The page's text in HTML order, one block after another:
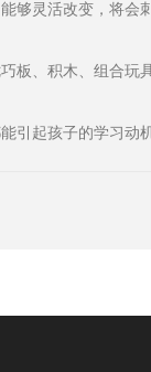
能够灵活改变，将会
、积木、组合玩
引起孩子的学习动机